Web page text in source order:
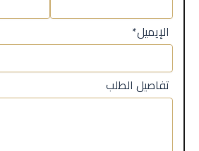
*الإيميل
تفاصيل الطلب